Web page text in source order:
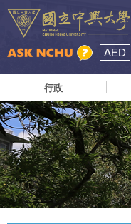
AED
行政